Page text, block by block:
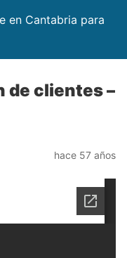
en Cantabria para
de clientes –
hace 57 años